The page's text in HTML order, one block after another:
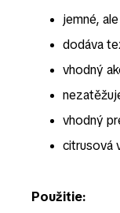
jemné,
dodáva
vhodný
vhodný
citrusová
Použitie: